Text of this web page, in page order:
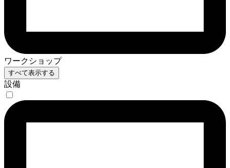
ワークショップ
すべて表示する
設備